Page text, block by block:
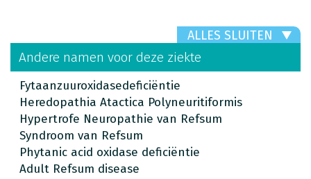
ALLES SLUITEN
Andere namen voor deze ziekte
Fytaanzuuroxidasedeficiëntie
Heredopathia Atactica Polyneuritiformis
Hypertrofe Neuropathie van Refsum
Syndroom van Refsum
Phytanic acid oxidase deficiëntie
Adult Refsum disease